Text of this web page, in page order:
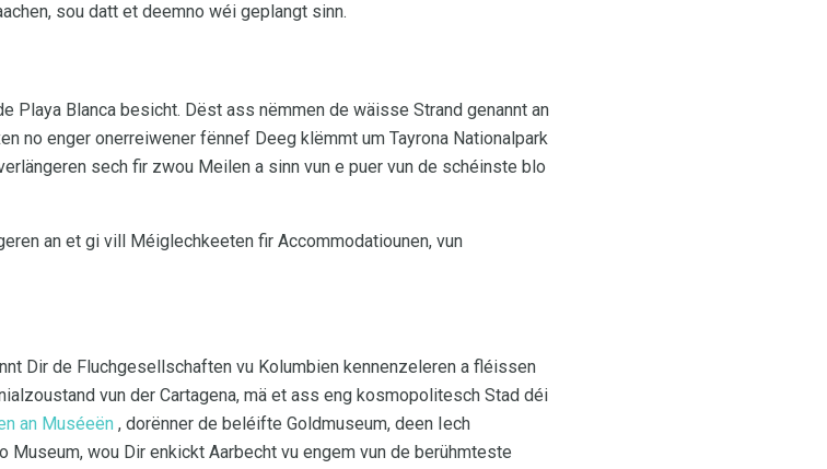
sou datt et deemno wéi geplangt sinn.
Playa Blanca besicht. Dëst ass nëmmen de wäisse Strand genannt an
no enger onerreiwener fënnef Deeg klëmmt um Tayrona Nationalpark
sech fir zwou Meilen a sinn vun e puer vun de schéinste blo
an et gi vill Méiglechkeeten fir Accommodatiounen, vun
Dir de Fluchgesellschaften vu Kolumbien kennenzeleren a fléissen
vun der Cartagena, mä et ass eng kosmopolitesch Stad déi
an Muséeën , dorënner de beléifte Goldmuseum, deen Iech
Museum, wou Dir enkickt Aarbecht vu engem vun de berühmteste